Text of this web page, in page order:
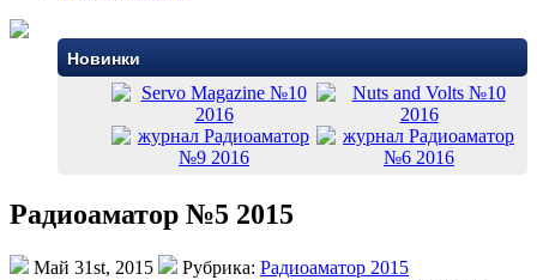
Новинки
Радиоаматор №5 2015
Май 31st, 2015 Рубрика: Радиоаматор 2015